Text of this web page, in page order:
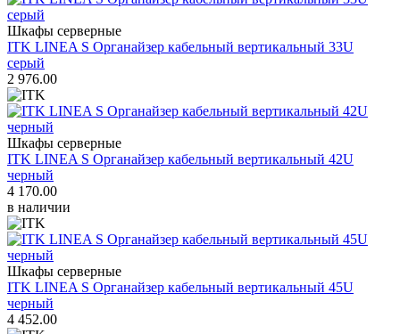
Шкафы серверные
ITK LINEA S Органайзер кабельный вертикальный 33U
серый
2 976.00
Шкафы серверные
ITK LINEA S Органайзер кабельный вертикальный 42U
черный
4 170.00
в наличии
Шкафы серверные
ITK LINEA S Органайзер кабельный вертикальный 45U
черный
4 452.00